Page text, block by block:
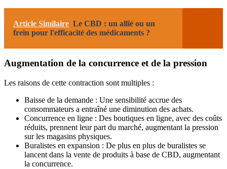
Article Similaire Le CBD : un allié ou un
frein pour l'efficacité des médicaments ?
Augmentation de la concurrence et de la pression
Les raisons de cette contraction sont multiples :
Baisse de la demande : Une sensibilité accrue des
consommateurs a entraîné une diminution des achats.
Concurrence en ligne : Des boutiques en ligne, avec des coûts
réduits, prennent leur part du marché, augmentant la pression
sur les magasins physiques.
Buralistes en expansion : De plus en plus de buralistes se
lancent dans la vente de produits à base de CBD, augmentant
la concurrence.